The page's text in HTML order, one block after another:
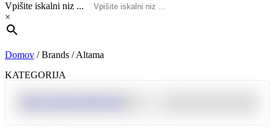
Vpišite iskalni niz ...
×
Domov /Brands /Altama
KATEGORIJA